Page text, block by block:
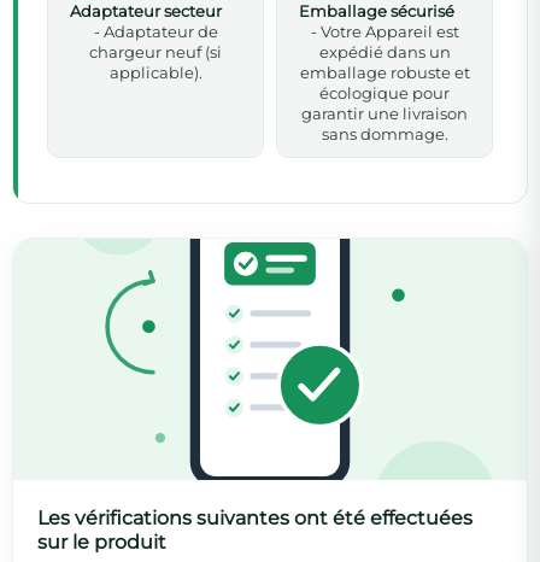
Adaptateur secteur
- Adaptateur de
chargeur neuf (si
applicable).
Emballage sécurisé
- Votre Appareil est
expédié dans un
emballage robuste et
écologique pour
garantir une livraison
sans dommage.
Les vérifications suivantes ont été effectuées
sur le produit